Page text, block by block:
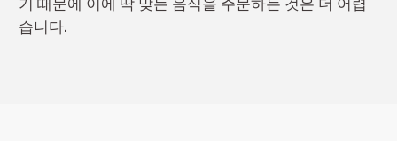
습니다.